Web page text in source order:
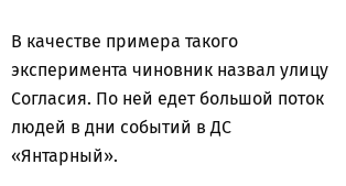
В качестве примера такого
эксперимента чиновник назвал улицу
Согласия. По ней едет большой поток
людей в дни событий в ДС
«Янтарный».